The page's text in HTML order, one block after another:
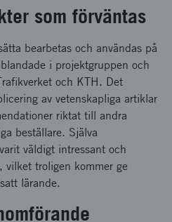
som förväntas
bearbetas och användas på
i projektgruppen och
och KTH. Det
av vetenskapliga artiklar
riktat till andra
beställare. Själva
väldigt intressant och
vilket troligen kommer ge
lärande.